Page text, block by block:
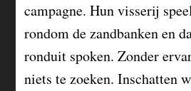
campagne. Hun visserij
rondom de zandbanken en
ronduit spoken. Zonder
niets te zoeken. Inschatten